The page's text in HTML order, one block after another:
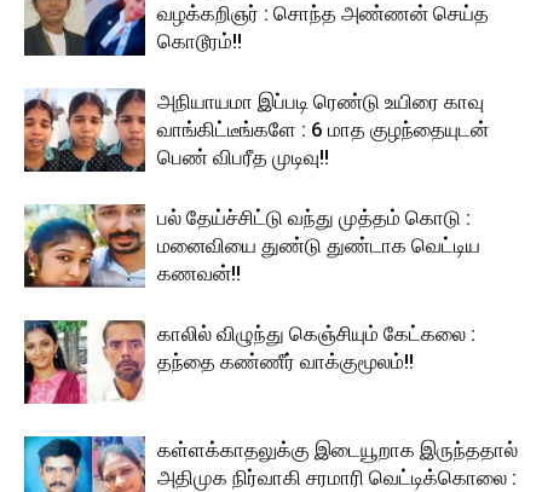
வழக்கறிஞர் : சொந்த அண்ணன் செய்த
கொடூரம்!!
அநியாயமா இப்படி ரெண்டு உயிரை காவு
வாங்கிட்டீங்களே : 6 மாத குழந்தையுடன்
பெண் விபரீத முடிவு!!
பல் தேய்ச்சிட்டு வந்து முத்தம் கொடு :
மனைவியை துண்டு துண்டாக வெட்டிய
கணவன்!!
காலில் விழுந்து கெஞ்சியும் கேட்கலை :
தந்தை கண்ணீர் வாக்குமூலம்!!
கள்ளக்காதலுக்கு இடையூறாக இருந்ததால்
அதிமுக நிர்வாகி சரமாரி வெட்டிக்கொலை :